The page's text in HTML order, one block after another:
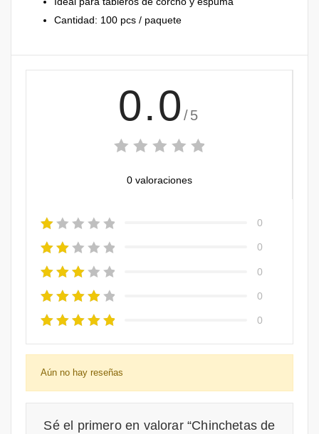
Cantidad: 100 pcs / paquete
0.0 /5
0 valoraciones
0
0
0
0
0
Aún no hay reseñas
Sé el primero en valorar “Chinchetas de